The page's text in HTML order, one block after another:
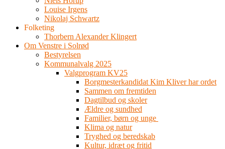
Louise Irgens
Nikolaj Schwartz
Folketing
Thorbern Alexander Klingert
Om Venstre i Solrød
Bestyrelsen
Kommunalvalg 2025
Valgprogram KV25
Borgmesterkandidat Kim Kliver har ordet
Sammen om fremtiden
Dagtilbud og skoler
Ældre og sundhed
Familier, børn og unge
Klima og natur
Tryghed og beredskab
Kultur, idræt og fritid